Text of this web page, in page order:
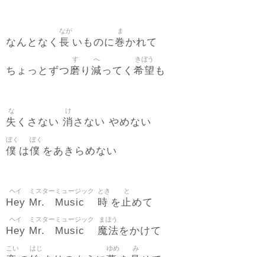
なんとなく 長
なが
いものに巻
ま
かれて
ちょっとずつ磨
す
り 減
へ
ってく 希望
きぼう
も
失
な
くさない 消
け
さない やめない
僕
ぼく
は僕
ぼく
をあきらめない
Hey
ヘイ
Mr.
ミスター
Music
ミュージック
時
とき
を止
と
めて
Hey
ヘイ
Mr.
ミスター
Music
ミュージック
魔法
まほう
をかけて
こい はじ ゆめ み